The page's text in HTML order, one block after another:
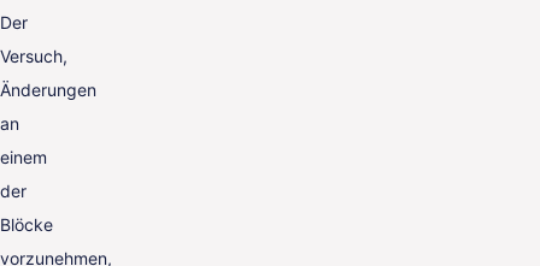
Der
Versuch,
Änderungen
an
einem
der
Blöcke
vorzunehmen,